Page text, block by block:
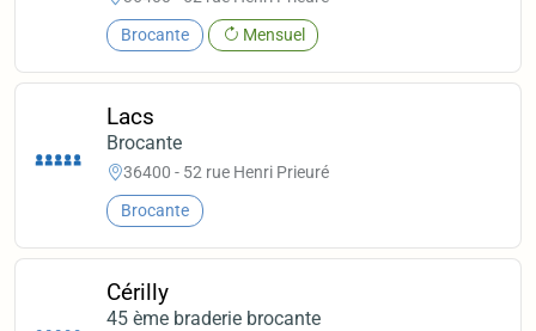
Brocante Mensuel
Lacs
Brocante
36400 - 52 rue Henri Prieuré
Brocante
Cérilly
45 ème braderie brocante